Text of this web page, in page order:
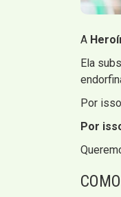
A
Ela
Por
Por